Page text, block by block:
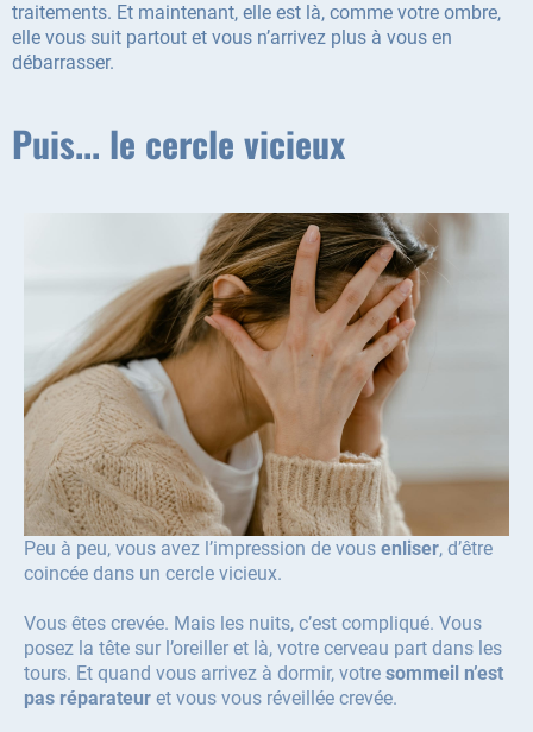
traitements. Et maintenant, elle est là, comme votre ombre,
elle vous suit partout et vous n’arrivez plus à vous en
débarrasser.
Puis... le cercle vicieux
Peu à peu, vous avez l’impression de vous enliser, d’être
coincée dans un cercle vicieux.
Vous êtes crevée. Mais les nuits, c’est compliqué. Vous
posez la tête sur l’oreiller et là, votre cerveau part dans les
tours. Et quand vous arrivez à dormir, votre sommeil n’est
pas réparateur et vous vous réveillée crevée.